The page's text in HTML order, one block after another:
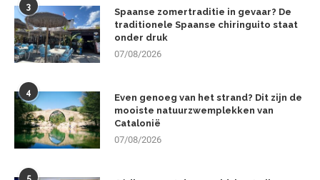
3
Spaanse zomertraditie in gevaar? De
traditionele Spaanse chiringuito staat
onder druk
07/08/2026
4
Even genoeg van het strand? Dit zijn de
mooiste natuurzwemplekken van
Catalonië
07/08/2026
5